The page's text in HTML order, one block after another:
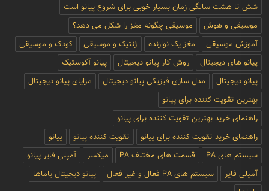
شش تا هشت سالگی زمان بسیار خوبی برای شروع پیانو است
موسیقی و هوش
موسیقی چگونه مغز را شکل می دهد؟
آموزش موسیقی
مغز یک نوازنده ژنتیک و موسیقی
کودک و موسیقی
پیانو های دیجیتال
روش کار پیانو دیجیتال
پیانو آکوستیک
پیانو دیجیتال
مدل سازی فیزیکی پیانو دیجیتال
مزایای پیانو دیجیتال
بهترین تقویت کننده برای پیانو
راهنمای خرید بهترین تقویت کننده برای پیانو
راهنمای خرید تقویت کننده برای پیانو
تقویت کننده پیانو
پیانو
سیستم های PA
قسمت های مختلف PA میکسر
آمپلی فایر پیانو
آمپلی فایر
سیستم های PA فعال و غیر فعال
پیانو دیجیتال یاماها